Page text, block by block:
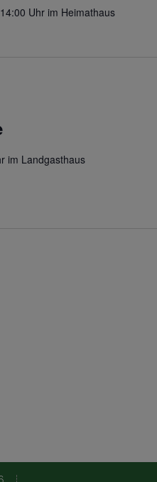
Uhr im Heimathaus
im Landgasthaus